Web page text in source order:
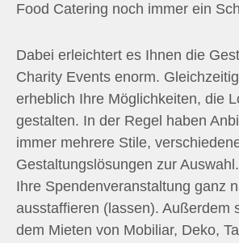
Food Catering noch immer ein
Dabei erleichtert es Ihnen die
Charity Events enorm.
erheblich Ihre Möglichkeiten, die
gestalten. In der Regel haben
immer mehrere Stile,
Gestaltungslösungen zur
Ihre Spendenveranstaltung ganz
ausstaffieren (lassen). Außerdem
dem Mieten von Mobiliar, Deko,